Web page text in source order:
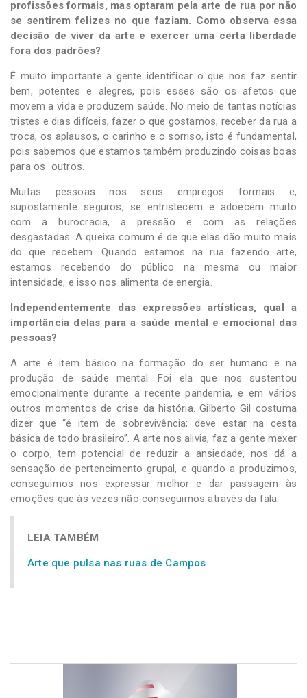
profissões formais, mas optaram pela arte de rua por não
se sentirem felizes no que faziam. Como observa essa
decisão de viver da arte e exercer uma certa liberdade
fora dos padrões?
É muito importante a gente identificar o que nos faz sentir
bem, potentes e alegres, pois esses são os afetos que
movem a vida e produzem saúde. No meio de tantas notícias
tristes e dias difíceis, fazer o que gostamos, receber da rua a
troca, os aplausos, o carinho e o sorriso, isto é fundamental,
pois sabemos que estamos também produzindo coisas boas
para os outros.
Muitas pessoas nos seus empregos formais e,
supostamente seguros, se entristecem e adoecem muito
com a burocracia, a pressão e com as relações
desgastadas. A queixa comum é de que elas dão muito mais
do que recebem. Quando estamos na rua fazendo arte,
estamos recebendo do público na mesma ou maior
intensidade, e isso nos alimenta de energia.
Independentemente das expressões artísticas, qual a
importância delas para a saúde mental e emocional das
pessoas?
A arte é item básico na formação do ser humano e na
produção de saúde mental. Foi ela que nos sustentou
emocionalmente durante a recente pandemia, e em vários
outros momentos de crise da história. Gilberto Gil costuma
dizer que “é item de sobrevivência; deve estar na cesta
básica de todo brasileiro”. A arte nos alivia, faz a gente mexer
o corpo, tem potencial de reduzir a ansiedade, nos dá a
sensação de pertencimento grupal, e quando a produzimos,
conseguimos nos expressar melhor e dar passagem às
emoções que às vezes não conseguimos através da fala.
LEIA TAMBÉM
Arte que pulsa nas ruas de Campos